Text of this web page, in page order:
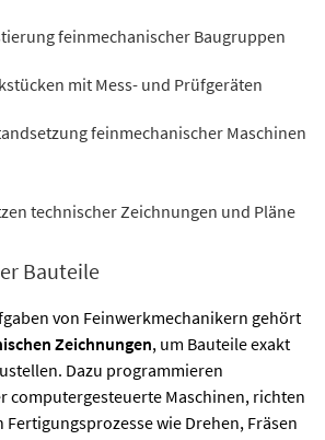
feinmechanischer Baugruppen
mit Mess- und Prüfgeräten
feinmechanischer Maschinen
technischer Zeichnungen und Pläne
Bauteile
von Feinwerkmechanikern gehört
Zeichnungen, um Bauteile exakt
Dazu programmieren
computergesteuerte Maschinen, richten
wie Drehen, Fräsen